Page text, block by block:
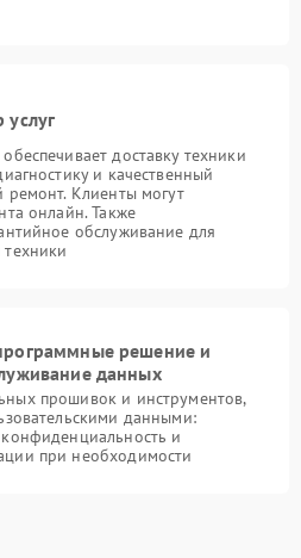
доставку техники
и качественный
ремонт. Клиенты могут
онлайн. Также
обслуживание для
решение и
данных
прошивок и инструментов,
данными:
и
при необходимости